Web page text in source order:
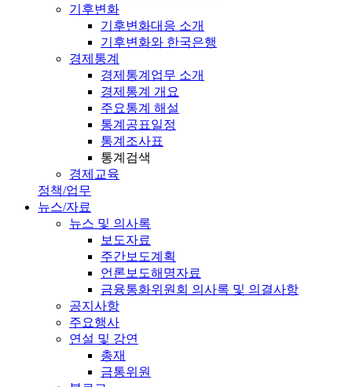
기후변화
기후변화대응 소개
기후변화와 한국은행
경제통계
경제통계업무 소개
경제통계 개요
주요통계 해설
통계공표일정
통계조사표
통계검색
경제교육
정책/업무
뉴스/자료
뉴스 및 의사록
보도자료
주간보도계획
언론보도해명자료
금융통화위원회 의사록 및 의결사항
공지사항
주요행사
연설 및 강연
총재
금통위원